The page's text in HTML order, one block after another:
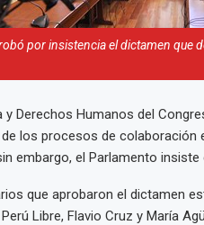
por insistencia el dictamen que
Derechos Humanos del
los procesos de colaboración
embargo, el Parlamento
que aprobaron el dictamen
Libre, Flavio Cruz y María